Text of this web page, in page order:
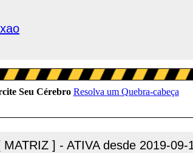
MATRIZ ] - ATIVA desde 2019-09-